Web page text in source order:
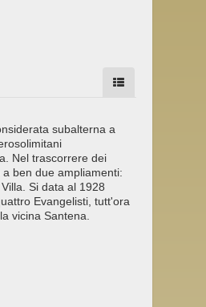
subalterna a
Nel trascorrere dei
ben due ampliamenti:
Si data al 1928
Evangelisti, tutt'ora
vicina Santena.